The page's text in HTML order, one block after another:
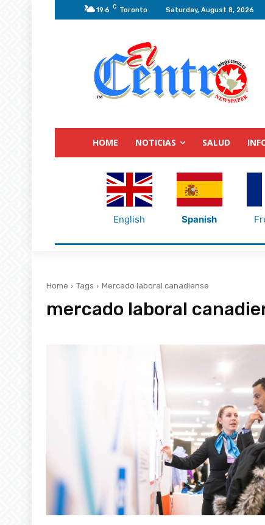
19.6 C Toronto Saturday, August 8, 2026
HOME NOTICIAS SALUD
English Spanish
Home Tags Mercado laboral canadiense
mercado laboral